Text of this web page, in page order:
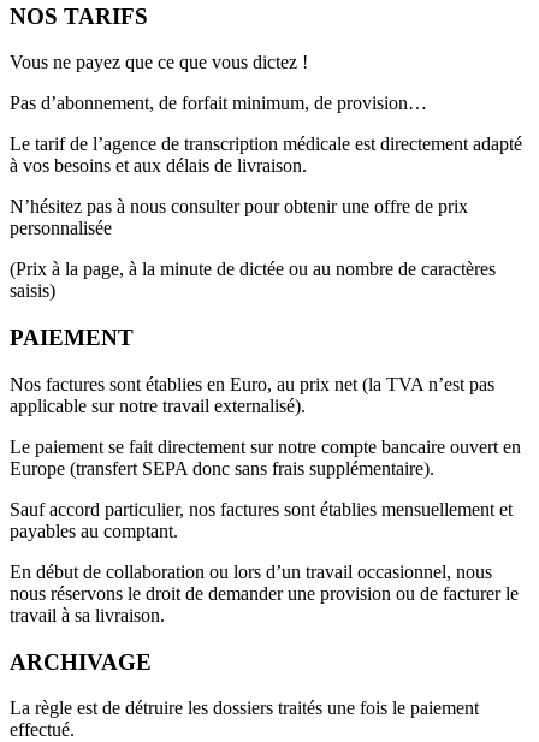
NOS TARIFS
Vous ne payez que ce que vous dictez !
Pas d’abonnement, de forfait minimum, de provision…
Le tarif de l’agence de transcription médicale est directement adapté
à vos besoins et aux délais de livraison.
N’hésitez pas à nous consulter pour obtenir une offre de prix
personnalisée
(Prix à la page, à la minute de dictée ou au nombre de caractères
saisis)
PAIEMENT
Nos factures sont établies en Euro, au prix net (la TVA n’est pas
applicable sur notre travail externalisé).
Le paiement se fait directement sur notre compte bancaire ouvert en
Europe (transfert SEPA donc sans frais supplémentaire).
Sauf accord particulier, nos factures sont établies mensuellement et
payables au comptant.
En début de collaboration ou lors d’un travail occasionnel, nous
nous réservons le droit de demander une provision ou de facturer le
travail à sa livraison.
ARCHIVAGE
La règle est de détruire les dossiers traités une fois le paiement
effectué.